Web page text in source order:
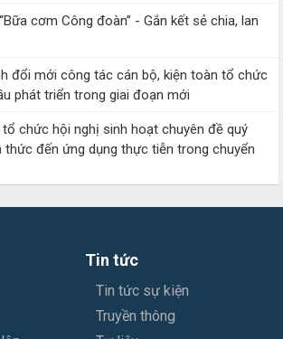
cơm Công đoàn” - Gắn kết sẻ chia, lan
đổi mới công tác cán bộ, kiện toàn tổ chức
phát triển trong giai đoạn mới
chức hội nghị sinh hoạt chuyên đề quý
thức đến ứng dụng thực tiễn trong chuyển
Tin tức
Tin tức sự kiện
Truyền thông